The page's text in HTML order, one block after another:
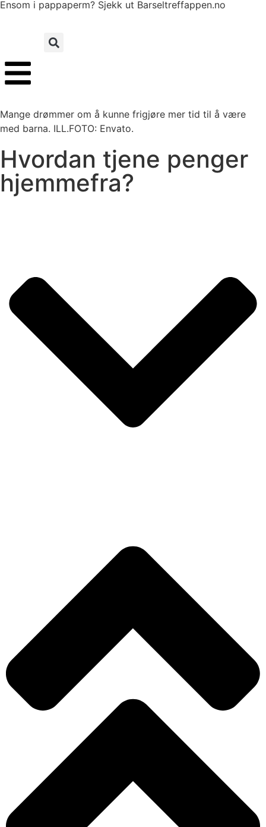
Ensom i pappaperm? Sjekk ut Barseltreffappen.no
Mange drømmer om å kunne frigjøre mer tid til å være
med barna. ILL.FOTO: Envato.
Hvordan tjene penger
hjemmefra?